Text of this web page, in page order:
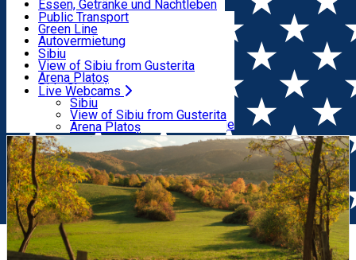
Live Webcams
Schönheitssalon
Yoga
Camping
Zimmer zu vermieten
Wohnungen
Unterkunft außerhalb von Sibiu
Essen, Getränke und Nachtleben
Pizza
Fast Food
Kaffeestube
Konditorei
Pub, Bar
Nachtclubs
Bäckerei
Public Transport
Green Line
Autovermietung
Fahrad verleih
Scooter rentals
Taxi
Ride Sharing
Park-Tickets
Parkplätze
Ladestationen für Elektrofahrzeuge
Sibiu
View of Sibiu from Gusterita
Arena Platoș
Live Webcams
Sibiu
View of Sibiu from Gusterita
Arena Platoș
Home Outside Sibiu
Toamna la Mălâncrav cu gustări